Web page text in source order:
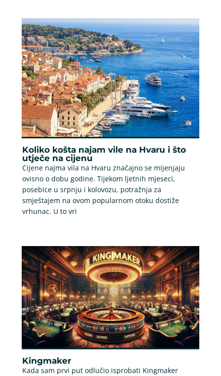
Koliko košta najam vile na Hvaru i što
utječe na cijenu
Cijene najma vila na Hvaru značajno se mijenjaju
ovisno o dobu godine. Tijekom ljetnih mjeseci,
posebice u srpnju i kolovozu, potražnja za
smještajem na ovom popularnom otoku dostiže
vrhunac. U to vri
Kingmaker
Kada sam prvi put odlučio isprobati Kingmaker